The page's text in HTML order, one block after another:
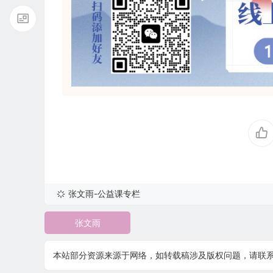
张文雨-公益课专栏
张文雨
本站部分资源来源于网络，如转载稿涉及版权问题，请联